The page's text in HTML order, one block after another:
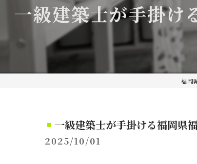
一級建築士が手掛け
福岡
一級建築士が手掛ける福岡県
2025/10/01